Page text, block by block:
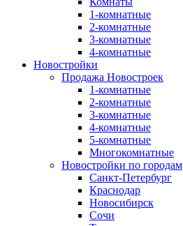
1-комнатные
2-комнатные
3-комнатные
4-комнатные
Новостройки
Продажа Новостроек
1-комнатные
2-комнатные
3-комнатные
4-комнатные
5-комнатные
Многокомнатные
Новостройки по городам
Санкт-Петербург
Краснодар
Новосибирск
Сочи